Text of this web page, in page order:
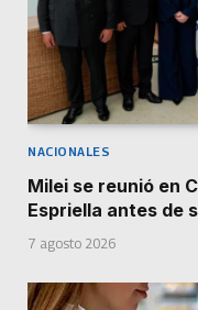
NACIONALES
Milei se reunió en
Espriella antes de
7 agosto 2026